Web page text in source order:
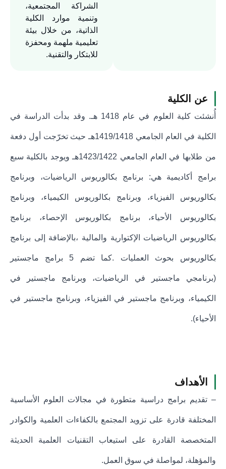
الشراكة المجتمعية،
وتنمية موارد الكلية
الذاتية، من خلال بيئة
تعليمية ملهمة ومحفزة
للابتكار والتقنية.
عن الكلية
أُنشئت كلية العلوم في عام 1418 هـ. وقد بدأت الدراسة في
الكلية في العام الجامعي 1419/1418هـ حيث تخرّجت أول دفعة
من طلابها في العام الجامعي 1423/1422هـ ويوجد بالكلية سبع
برامج أكاديمية هي: برنامج بكالوريوس الرياضيات، وبرنامج
بكالوريوس الفيزياء، وبرنامج بكالوريوس الكيمياء، وبرنامج
بكالوريوس الأحياء، برنامج بكالوريوس الإحصاء، برنامج
بكالوريوس الرياضيات الإكتوارية والمالية ،بالإضافة إلى برنامج
بكالوريوس بحوث العمليات .كما تضم 5 برامج ماجستير
(برنامجي ماجستير في الرياضيات، وبرنامج ماجستير في
الكيمياء، وبرنامج ماجستير في الفيزياء، وبرنامج ماجستير في
الأحياء).
الأهداف
– تقديم برامج دراسية متطورة في مجالات العلوم الأساسية
المختلفة قادرة على تزويد المجتمع بالكفاءات العلمية والكوادر
المتخصصة القادرة على استيعاب التقنيات العلمية الحديثة
والمؤهلة، لمواصلة في سوق العمل.